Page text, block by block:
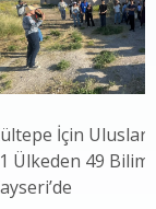
İçin
Ülkeden 49 Bilim